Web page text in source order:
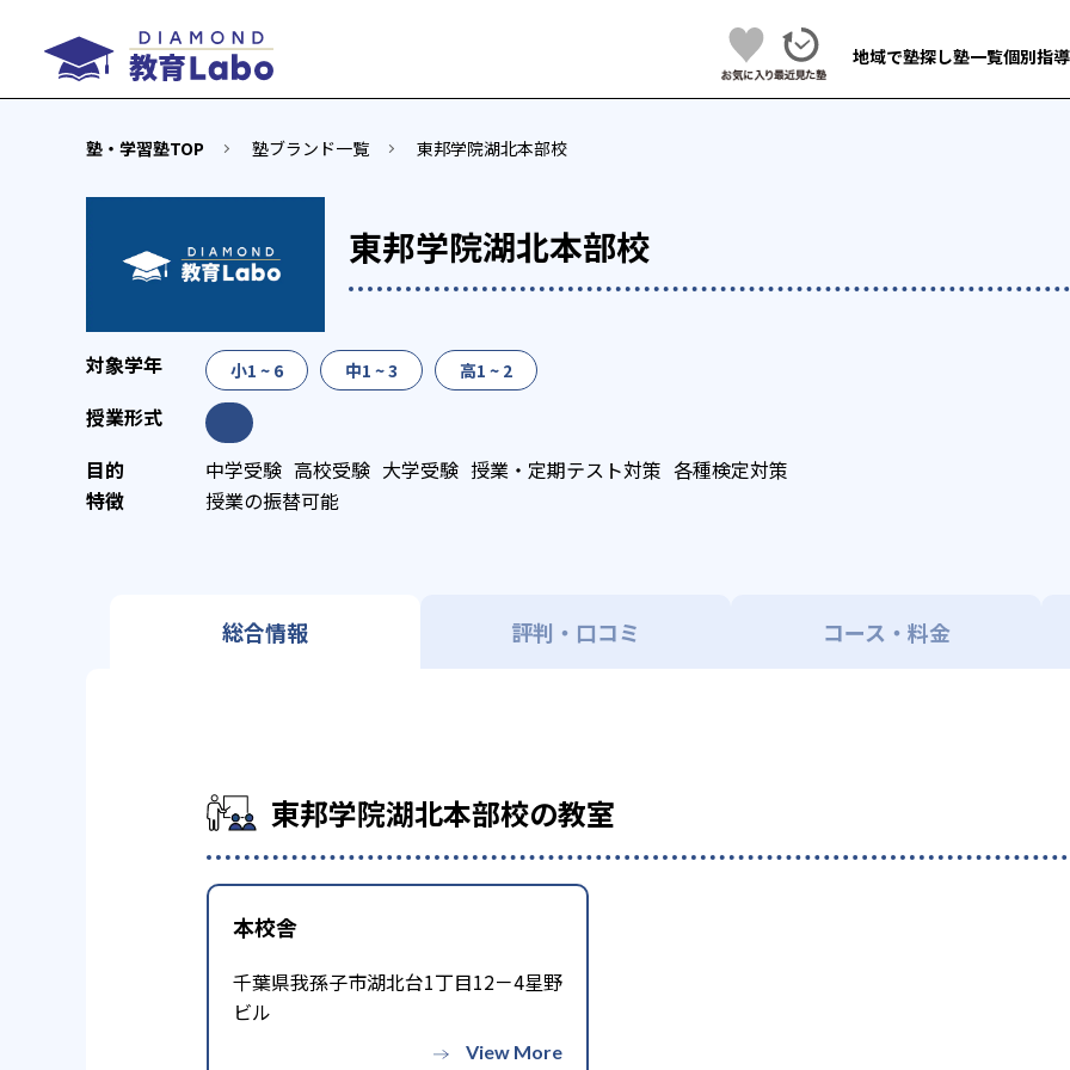
地域で塾探し塾一覧個別指
塾・学習塾TOP 塾ブランド一覧 東邦学院湖北本部校
東邦学院湖北本部校
小1 ~ 6 中1 ~ 3 高1 ~ 2
中学受験 高校受験 大学受験 授業・定期テスト対策 各種検定対策
授業の振替可能
総合情報 評判・口コミ コース・料金
東邦学院湖北本部校の教室
本校舎
千葉県我孫子市湖北台1丁目12－4星野
ビル